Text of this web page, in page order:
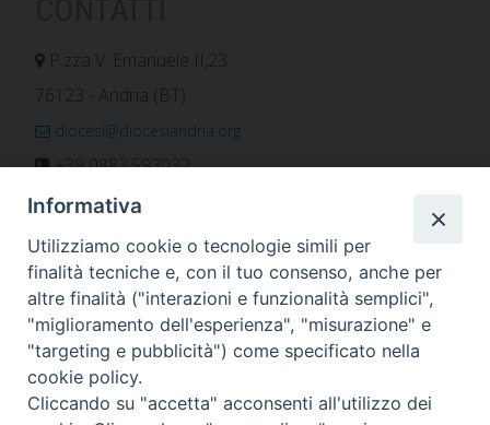
P.zza V. Emanuele II,23
76123 - Andria (BT)
diocesi@diocesiandria.org
+39 0883.593032
+39 0883.592596
ORARIO E CALENDARI
Orari uffici
Calendario diocesano
Orario messe
Informativa
Utilizziamo cookie o tecnologie simili per
finalità tecniche e, con il tuo consenso, anche per
altre finalità ("interazioni e funzionalità semplici",
"miglioramento dell'esperienza", "misurazione" e
"targeting e pubblicità") come specificato nella
cookie policy.
Cliccando su "accetta" acconsenti all'utilizzo dei